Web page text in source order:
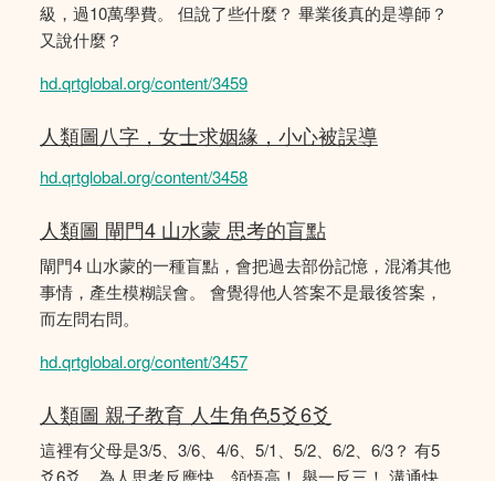
級，過10萬學費。 但說了些什麼？ 畢業後真的是導師？
又說什麼？
hd.qrtglobal.org/content/3459
人類圖八字，女士求姻緣，小心被誤導
hd.qrtglobal.org/content/3458
人類圖 閘門4 山水蒙 思考的盲點
閘門4 山水蒙的一種盲點，會把過去部份記憶，混淆其他
事情，產生模糊誤會。 會覺得他人答案不是最後答案，
而左問右問。
hd.qrtglobal.org/content/3457
人類圖 親子教育 人生角色5爻6爻
這裡有父母是3/5、3/6、4/6、5/1、5/2、6/2、6/3？ 有5
爻6爻，為人思考反應快，領悟高！ 舉一反三！ 溝通快，